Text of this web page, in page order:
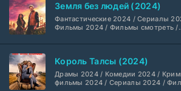
Красота (2026)
1 сезон
Убегай! (2026)
1 сезон
фильмы / Крутые фильмы /
фильмы
Земля без людей (2024)
Фантастические 2024 / Сериалы
Фильмы 2024 / Фильмы смотреть /
Король Талсы (2024)
Драмы 2024 / Комедии 2024 /
фильмы 2024 / Сериалы 2024 /